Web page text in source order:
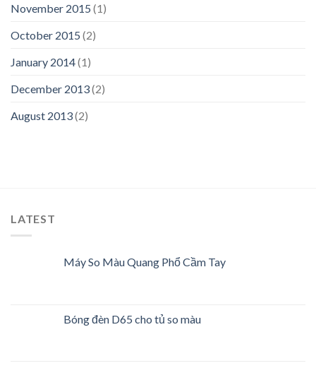
November 2015 (1)
October 2015 (2)
January 2014(1)
December 2013(2)
August 2013(2)
LATEST
Máy So Màu Quang Phổ Cầm Tay
Bóng đèn D65 cho tủ so màu